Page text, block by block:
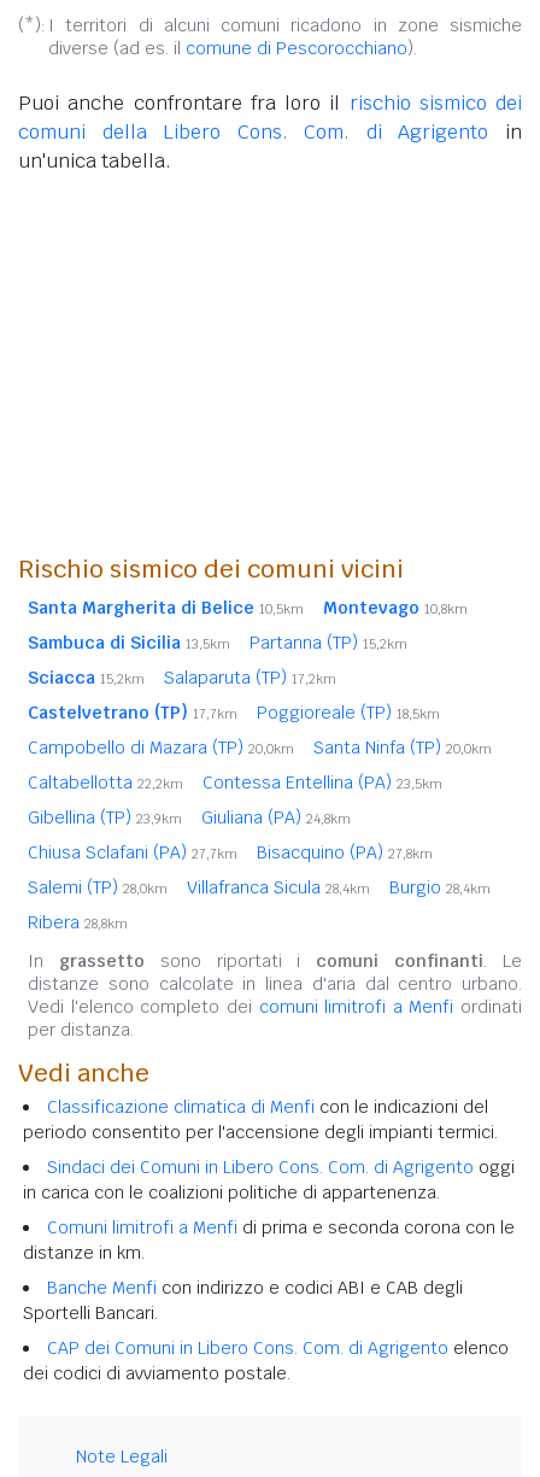
(*): I territori di alcuni comuni ricadono in zone sismiche
diverse (ad es. il comune di Pescorocchiano).
Puoi anche confrontare fra loro il rischio sismico dei
comuni della Libero Cons. Com. di Agrigento in
un'unica tabella.
Rischio sismico dei comuni vicini
Santa Margherita di Belice 10,5km Montevago 10,8km
Sambuca di Sicilia 13,5km Partanna (TP) 15,2km
Sciacca 15,2km Salaparuta (TP) 17,2km
Castelvetrano (TP) 17,7km Poggioreale (TP) 18,5km
Campobello di Mazara (TP) 20,0km Santa Ninfa (TP) 20,0km
Caltabellotta 22,2km Contessa Entellina (PA) 23,5km
Gibellina (TP) 23,9km Giuliana (PA) 24,8km
Chiusa Sclafani (PA) 27,7km Bisacquino (PA) 27,8km
Salemi (TP) 28,0km Villafranca Sicula 28,4km Burgio 28,4km
Ribera 28,8km
In grassetto sono riportati i comuni confinanti. Le
distanze sono calcolate in linea d'aria dal centro urbano.
Vedi l'elenco completo dei comuni limitrofi a Menfi ordinati
per distanza.
Vedi anche
Classificazione climatica di Menfi con le indicazioni del
periodo consentito per l'accensione degli impianti termici.
Sindaci dei Comuni in Libero Cons. Com. di Agrigento oggi
in carica con le coalizioni politiche di appartenenza.
Comuni limitrofi a Menfi di prima e seconda corona con le
distanze in km.
Banche Menfi con indirizzo e codici ABI e CAB degli
Sportelli Bancari.
CAP dei Comuni in Libero Cons. Com. di Agrigento elenco
dei codici di avviamento postale.
Note Legali